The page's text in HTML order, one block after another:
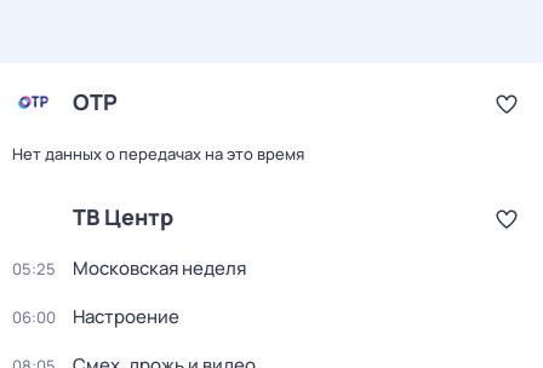
ОТР
Нет данных о передачах на это время
ТВ Центр
05:25 Московская неделя
06:00 Настроение